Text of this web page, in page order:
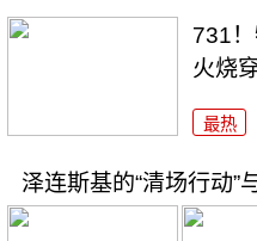
731
火烧
最热
泽连斯基的“清场行动”